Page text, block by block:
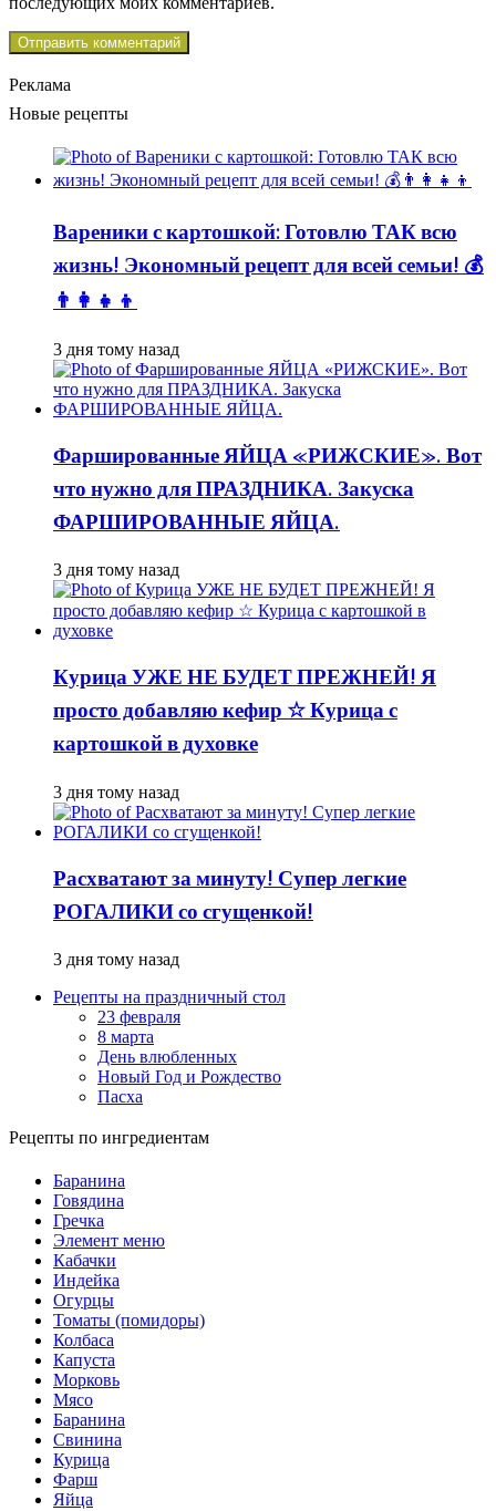
Реклама
Новые рецепты
Вареники с картошкой: Готовлю ТАК всю
жизнь! Экономный рецепт для всей семьи! 💰
👨👩👧👦
3 дня тому назад
Фаршированные ЯЙЦА «РИЖСКИЕ». Вот
что нужно для ПРАЗДНИКА. Закуска
ФАРШИРОВАННЫЕ ЯЙЦА.
3 дня тому назад
Курица УЖЕ НЕ БУДЕТ ПРЕЖНЕЙ! Я
просто добавляю кефир ☆ Курица с
картошкой в духовке
3 дня тому назад
Расхватают за минуту! Супер легкие
РОГАЛИКИ со сгущенкой!
3 дня тому назад
Рецепты на праздничный стол
23 февраля
8 марта
День влюбленных
Новый Год и Рождество
Пасха
Рецепты по ингредиентам
Баранина
Говядина
Гречка
Элемент меню
Кабачки
Индейка
Огурцы
Томаты (помидоры)
Колбаса
Капуста
Морковь
Мясо
Баранина
Свинина
Курица
Фарш
Яйца